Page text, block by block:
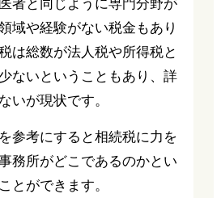
者と同じように専門分野が
域や経験がない税金もあり
は総数が法人税や所得税と
ないということもあり、詳
いが現状です。
参考にすると相続税に力を
務所がどこであるのかとい
とができます。